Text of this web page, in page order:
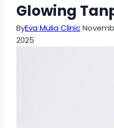
Glowing
ByEva Mulia Clinic
2025